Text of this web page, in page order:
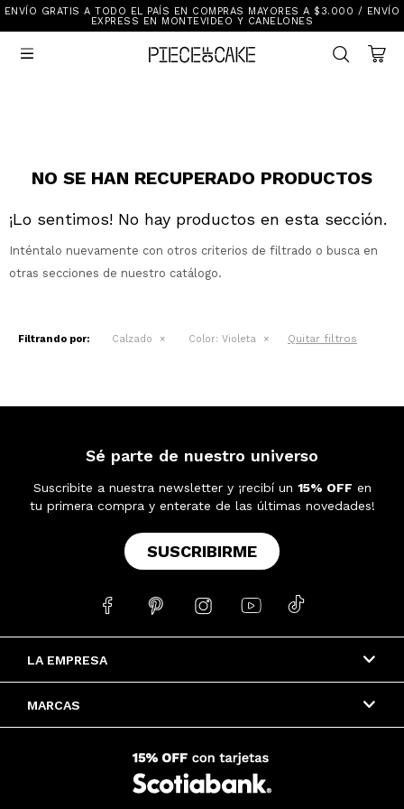
ENVÍO GRATIS A TODO EL PAÍS EN COMPRAS MAYORES A $3.000 / ENVÍO
EXPRESS EN MONTEVIDEO Y CANELONES

NO SE HAN RECUPERADO PRODUCTOS
¡Lo sentimos! No hay productos en esta sección.
Inténtalo nuevamente con otros criterios de filtrado o busca en
otras secciones de nuestro catálogo.
Filtrando por: Calzado Color: Violeta Quitar filtros
LA EMPRESA
MARCAS
Sé parte de nuestro universo
Suscribite a nuestra newsletter y ¡recibí un 15% OFF en
tu primera compra y enterate de las últimas novedades!
SUSCRIBIRME
    
Sale
New In
Ver Todo
Vestimenta